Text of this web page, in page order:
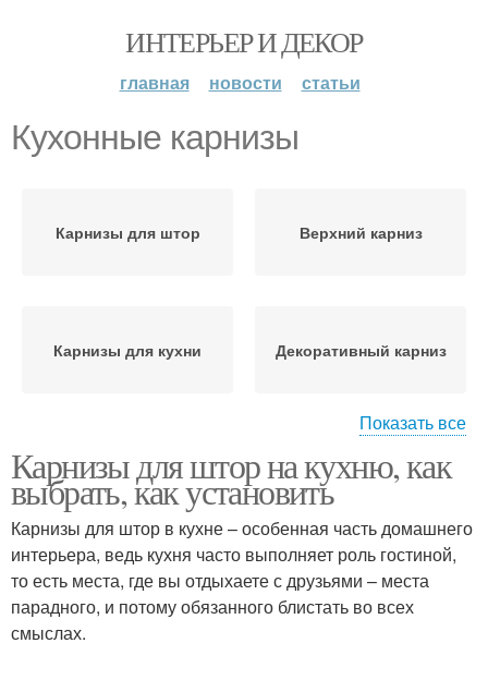
ИНТЕРЬЕР И ДЕКОР
главная новости статьи
Кухонные карнизы
Карнизы для штор Верхний карниз
Карнизы для кухни Декоративный карниз
Карниз для кухни Настенный карниз
Карниз на кухню
Показать все
Карнизы для штор на кухню, как
выбрать, как установить
Карнизы для штор в кухне – особенная часть домашнего
интерьера, ведь кухня часто выполняет роль гостиной,
то есть места, где вы отдыхаете с друзьями – места
парадного, и потому обязанного блистать во всех
смыслах.